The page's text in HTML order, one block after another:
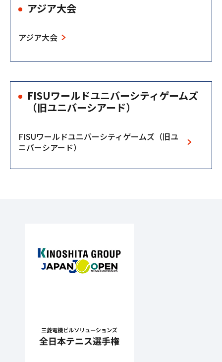
アジア大会
アジア大会
FISUワールドユニバーシティゲームズ
（旧ユニバーシアード）
FISUワールドユニバーシティゲームズ（旧ユ
ニバーシアード）